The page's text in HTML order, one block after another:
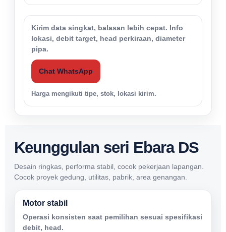
Kirim data singkat, balasan lebih cepat. Info
lokasi, debit target, head perkiraan, diameter
pipa.
Chat WhatsApp
Harga mengikuti tipe, stok, lokasi kirim.
Keunggulan seri Ebara DS
Desain ringkas, performa stabil, cocok pekerjaan lapangan.
Cocok proyek gedung, utilitas, pabrik, area genangan.
Motor stabil
Operasi konsisten saat pemilihan sesuai spesifikasi
debit, head.